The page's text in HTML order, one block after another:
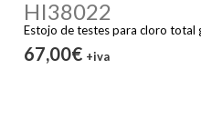
HI38022
Estojo de testes para cloro total
67,00€ +iva